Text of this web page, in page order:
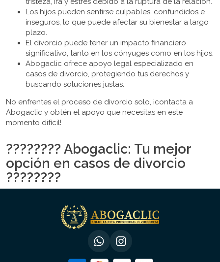
Los hijos pueden sentirse culpables, confundidos e
inseguros, lo que puede afectar su bienestar a largo
plazo.
El divorcio puede tener un impacto financiero
significativo, tanto en los cónyuges como en los hijos.
Abogaclic ofrece apoyo legal especializado en
casos de divorcio, protegiendo tus derechos y
buscando soluciones justas.
No enfrentes el proceso de divorcio solo, ¡contacta a
Abogaclic y obtén el apoyo que necesitas en este
momento difícil!
???????? Abogaclic: Tu mejor
opción en casos de divorcio
????????